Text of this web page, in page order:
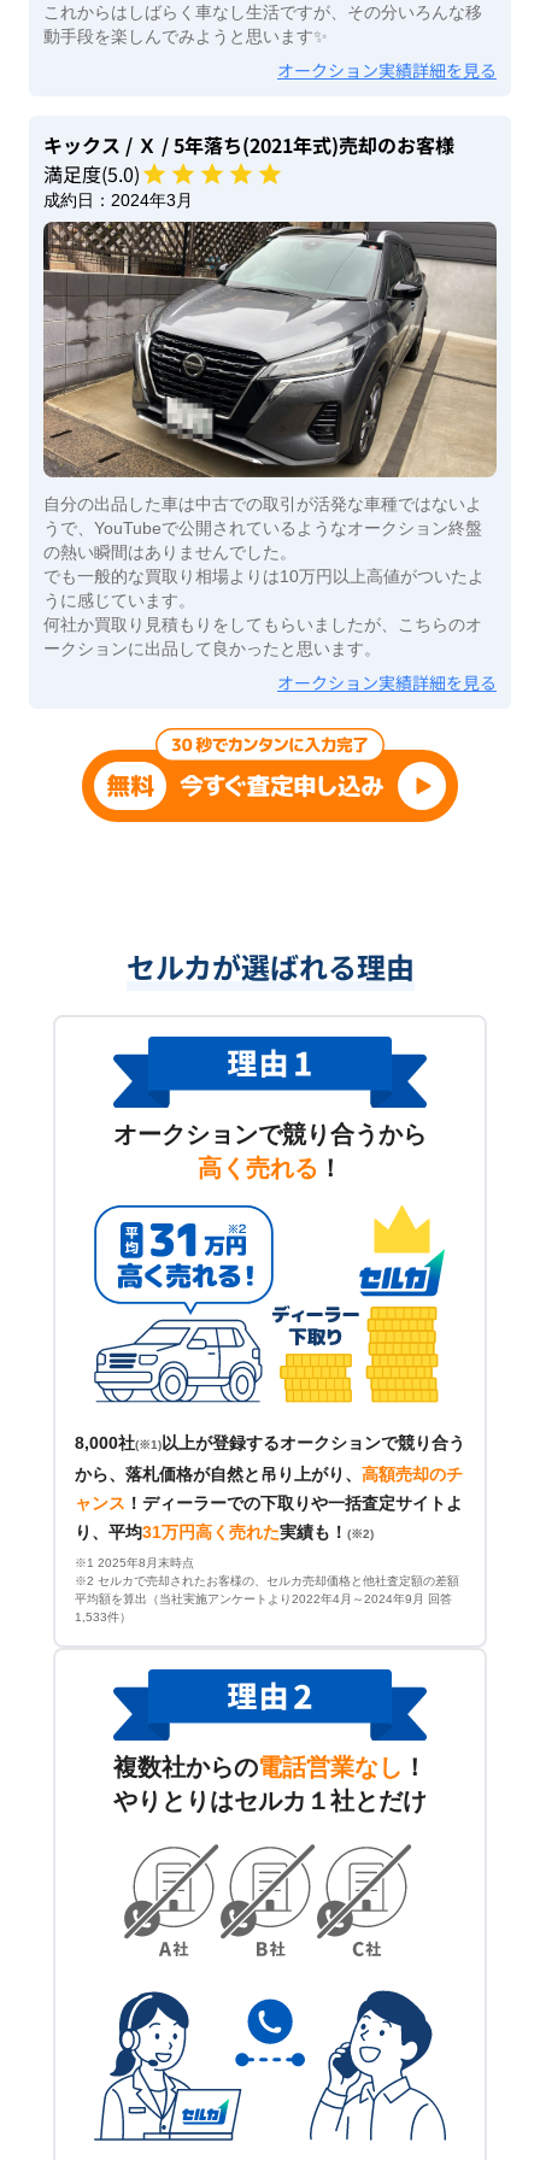
これからはしばらく車なし生活ですが、その分いろんな移
動手段を楽しんでみようと思います✨
オークション実績詳細を見る
キックス / Ｘ / 5年落ち(2021年式)売却のお客様
満足度(5.0)
成約日： 2024年3月
自分の出品した車は中古での取引が活発な車種ではないよ
うで、YouTubeで公開されているようなオークション終盤
の熱い瞬間はありませんでした。
でも一般的な買取り相場よりは10万円以上高値がついたよ
うに感じています。
何社か買取り見積もりをしてもらいましたが、こちらのオ
ークションに出品して良かったと思います。
オークション実績詳細を見る
セルカが選ばれる理由
オークションで競り合うから
高く売れる ！
8,000社(※1) 以上が登録するオークションで競り合う
から、落札価格が自然と吊り上がり、 高額売却のチ
ャンス ！ ディーラーでの下取りや一括査定サイトよ
り、平均31万円高く売れた実績も！ (※2)
※1 2025年8月末時点
※2 セルカで売却されたお客様の、セルカ売却価格と他社査定額の差額
平均額を算出（当社実施アンケートより2022年4月～2024年9月 回答
1,533件）
複数社からの電話営業なし ！
やりとりはセルカ１社とだけ